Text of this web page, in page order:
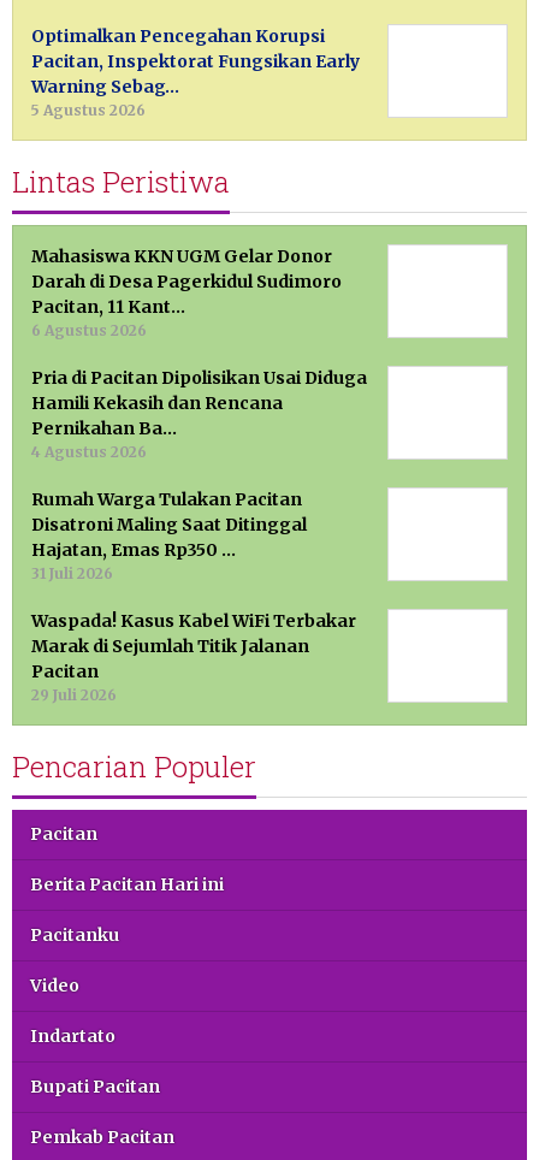
Optimalkan Pencegahan Korupsi
Pacitan, Inspektorat Fungsikan Early
Warning Sebag…
5 Agustus 2026
Lintas Peristiwa
Mahasiswa KKN UGM Gelar Donor
Darah di Desa Pagerkidul Sudimoro
Pacitan, 11 Kant…
6 Agustus 2026
Pria di Pacitan Dipolisikan Usai Diduga
Hamili Kekasih dan Rencana
Pernikahan Ba…
4 Agustus 2026
Rumah Warga Tulakan Pacitan
Disatroni Maling Saat Ditinggal
Hajatan, Emas Rp350 …
31 Juli 2026
Waspada! Kasus Kabel WiFi Terbakar
Marak di Sejumlah Titik Jalanan
Pacitan
29 Juli 2026
Pencarian Populer
Pacitan
Berita Pacitan Hari ini
Pacitanku
Video
Indartato
Bupati Pacitan
Pemkab Pacitan